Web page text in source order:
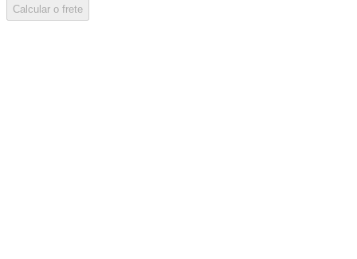
Calcular o frete